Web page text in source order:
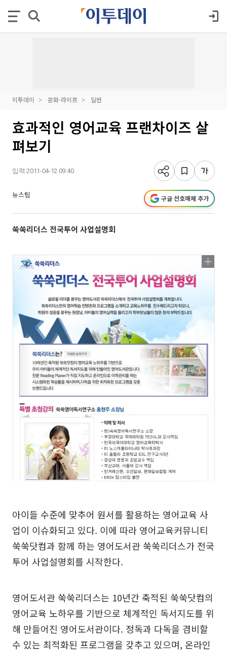
이투데이 문화·라이프 일반
효과적인 영어교육 프랜차이즈 살
펴보기
입력 2011-04-12 09:40
뉴스팀 구글 선호매체 추가
쑥쑥리더스 전국투어 사업설명회
아이들 수준에 맞추어 원서를 활용하는 영어교육 사
업이 이슈화되고 있다. 이에 따라 영어교육커뮤니티
쑥쑥닷컴과 함께 하는 영어도서관 쑥쑥리더스가 전국
투어 사업설명회를 시작한다.
영어도서관 쑥쑥리더스는 10년간 축적된 쑥쑥닷컴의
영어교육 노하우를 기반으로 체계적인 독서지도를 위
해 만들어진 영어도서관이다. 정독과 다독을 겸비할
수 있는 최적화된 프로그램을 갖추고 있으며, 온라인